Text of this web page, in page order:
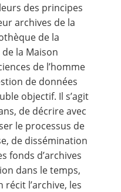
des principes
archives de la
de la
la Maison
de l’homme
de données
objectif. Il s’agit
de décrire avec
le processus de
de dissémination
fonds d’archives
dans le temps,
l’archive, les